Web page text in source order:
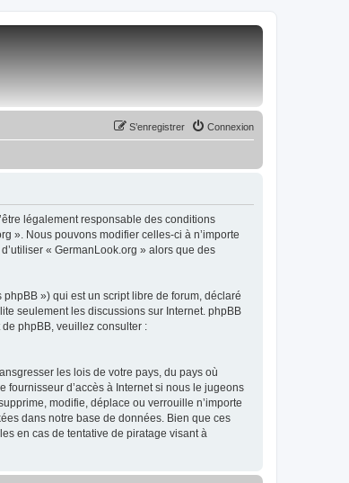
Connexion
S’enregistrer
légalement responsable des conditions
». Nous pouvons modifier celles-ci à n’importe
« GermanLook.org » alors que des
») qui est un script libre de forum, déclaré
seulement les discussions sur Internet. phpBB
phpBB, veuillez consulter :
les lois de votre pays, du pays où
d’accès à Internet si nous le jugeons
modifie, déplace ou verrouille n’importe
dans notre base de données. Bien que ces
en cas de tentative de piratage visant à